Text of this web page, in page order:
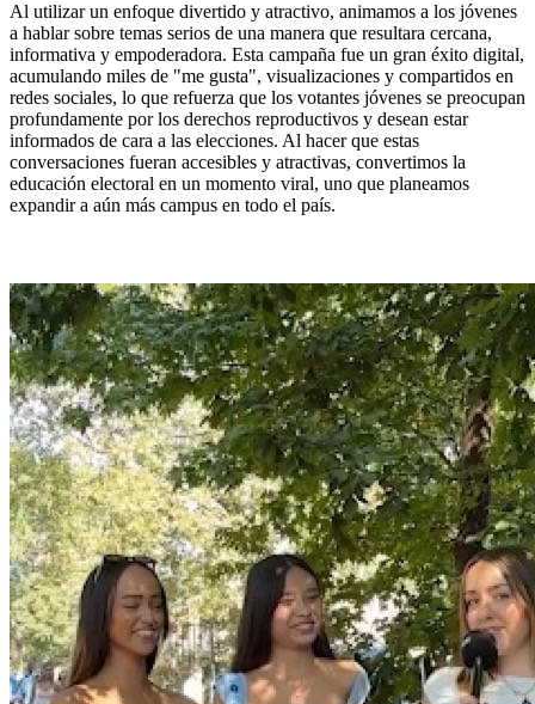
Al utilizar un enfoque divertido y atractivo, animamos a los jóvenes
a hablar sobre temas serios de una manera que resultara cercana,
informativa y empoderadora. Esta campaña fue un gran éxito digital,
acumulando miles de "me gusta", visualizaciones y compartidos en
redes sociales, lo que refuerza que los votantes jóvenes se preocupan
profundamente por los derechos reproductivos y desean estar
informados de cara a las elecciones. Al hacer que estas
conversaciones fueran accesibles y atractivas, convertimos la
educación electoral en un momento viral, uno que planeamos
expandir a aún más campus en todo el país.